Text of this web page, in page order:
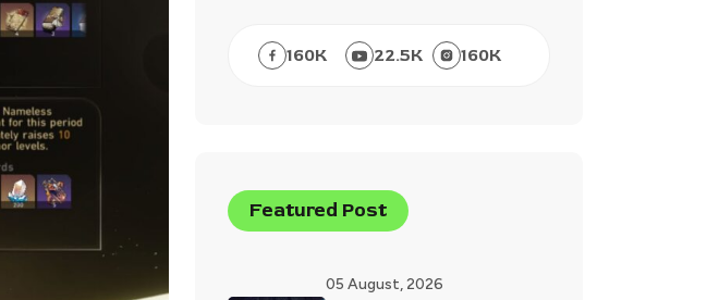
160K 22.5K 160K
Featured Post
05 August, 2026